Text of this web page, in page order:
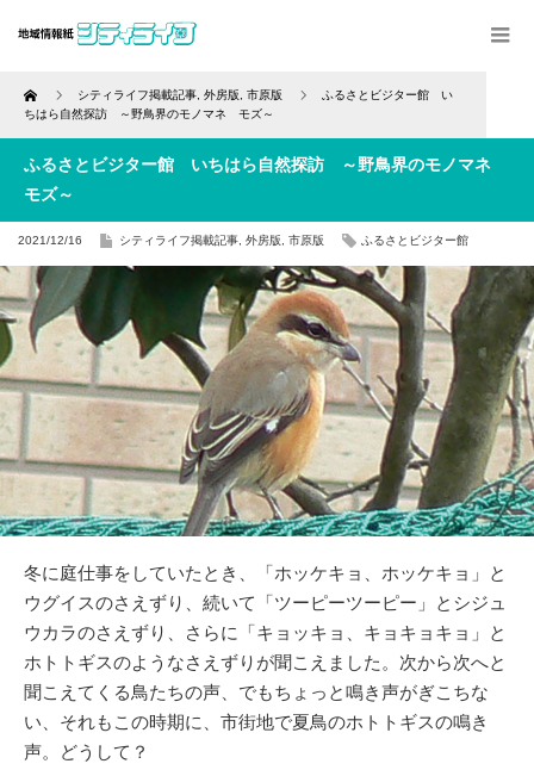
Home シティライフ掲載記事 外房版 市原版
ふるさとビジター館 い
ちはら自然探訪 ～野鳥界のモノマネ モズ～
ふるさとビジター館 いちはら自然探訪 ～野鳥界のモノマネ
モズ～
2021/12/16 シティライフ掲載記事 外房版 市原版 ふるさとビジター館
冬に庭仕事をしていたとき、「ホッケキョ、ホッケキョ」と
ウグイスのさえずり、続いて「ツーピーツーピー」とシジュ
ウカラのさえずり、さらに「キョッキョ、キョキョキョ」と
ホトトギスのようなさえずりが聞こえました。次から次へと
聞こえてくる鳥たちの声、でもちょっと鳴き声がぎこちな
い、それもこの時期に、市街地で夏鳥のホトトギスの鳴き
声。どうして？